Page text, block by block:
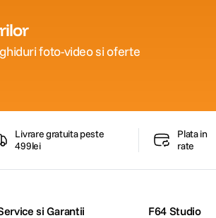
foto-video si oferte
Livrare gratuita peste
499lei
Plata in
rate
si Garantii F64 Studio